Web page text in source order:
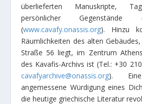
überlieferten Manuskripte,
persönlicher Gegenstände
(www.cavafy.onassis.org). Hinzu
Räumlichkeiten des alten
Straße 56 liegt, im Zentrum
des Kavafis-Archivs ist (Tel.: +30
cavafyarchive@onassis.org).
angemessene Würdigung eines
die heutige griechische Literatur